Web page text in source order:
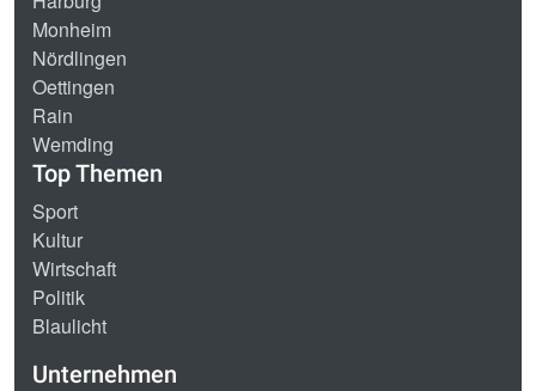
Monheim
Nördlingen
Oettingen
Rain
Wemding
Top Themen
Sport
Kultur
Wirtschaft
Politik
Blaulicht
Unternehmen